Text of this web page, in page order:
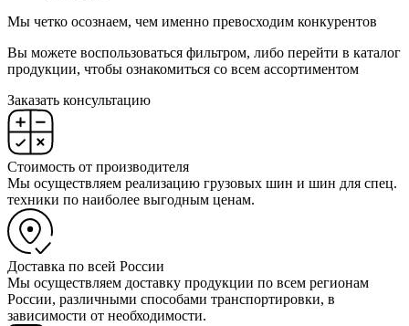
Мы четко осознаем, чем именно превосходим конкурентов
Вы можете воспользоваться фильтром, либо перейти в каталог
продукции, чтобы ознакомиться со всем ассортиментом
Заказать консультацию
Стоимость от производителя
Мы осуществляем реализацию грузовых шин и шин для спец.
техники по наиболее выгодным ценам.
Доставка по всей России
Мы осуществляем доставку продукции по всем регионам
России, различными способами транспортировки, в
зависимости от необходимости.